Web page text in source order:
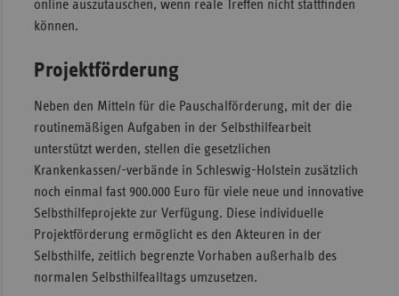
online auszutauschen, wenn reale Treffen nicht stattfinden
können.
Projektförderung
Neben den Mitteln für die Pauschalförderung, mit der die
routinemäßigen Aufgaben in der Selbsthilfearbeit
unterstützt werden, stellen die gesetzlichen
Krankenkassen/-verbände in Schleswig-Holstein zusätzlich
noch einmal fast 900.000 Euro für viele neue und innovative
Selbsthilfeprojekte zur Verfügung. Diese individuelle
Projektförderung ermöglicht es den Akteuren in der
Selbsthilfe, zeitlich begrenzte Vorhaben außerhalb des
normalen Selbsthilfealltags umzusetzen.